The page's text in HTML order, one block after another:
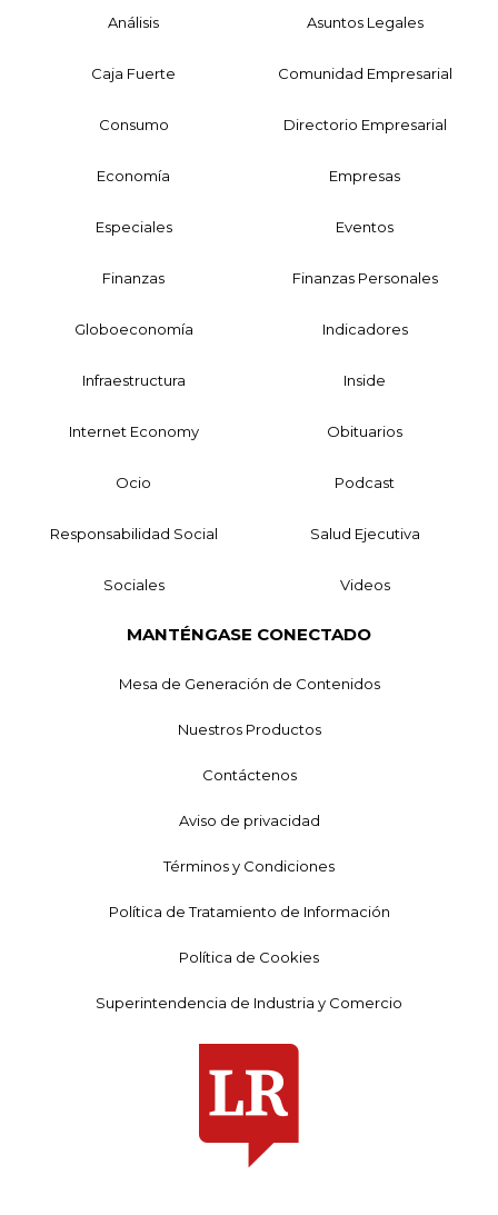
Análisis Asuntos Legales
Caja Fuerte Comunidad Empresarial
Consumo Directorio Empresarial
Economía Empresas
Especiales Eventos
Finanzas Finanzas Personales
Globoeconomía Indicadores
Infraestructura Inside
Internet Economy Obituarios
Ocio Podcast
Responsabilidad Social Salud Ejecutiva
Sociales Videos
MANTÉNGASE CONECTADO
Mesa de Generación de Contenidos
Nuestros Productos
Contáctenos
Aviso de privacidad
Términos y Condiciones
Política de Tratamiento de Información
Política de Cookies
Superintendencia de Industria y Comercio